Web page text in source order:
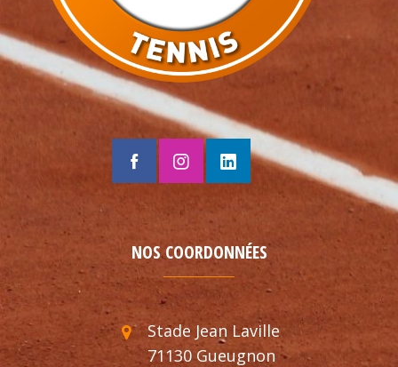
NOS COORDONNÉES
Stade Jean Laville
71130 Gueugnon